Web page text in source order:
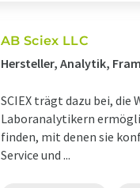
AB Sciex LLC
Hersteller, Analytik,
SCIEX trägt dazu bei, die
Laboranalytikern
finden, mit denen sie
Service und ...